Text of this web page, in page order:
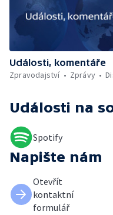
hlas
Události, komentáře
Zpravodajství
Zprávy
Události na
Spotify
Napište nám
Otevřít
kontaktní
formulář